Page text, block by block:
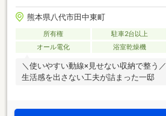
熊本県八代市田中東町
所有権 駐車2台以上
オール電化
浴室乾燥機
＼使いやすい動線×見せない収納で整う／
生活感を出さない工夫が詰まった一邸